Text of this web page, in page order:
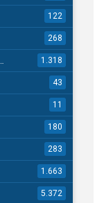
122
268
1.318
43
11
180
283
1.663
5.372